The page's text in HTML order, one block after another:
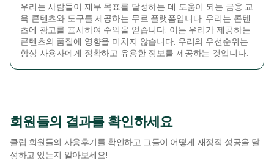
우리는 사람들이 재무 목표를 달성하는 데 도움이 되는 금융 교
육 콘텐츠와 도구를 제공하는 무료 플랫폼입니다. 우리는 콘텐
츠에 광고를 표시하여 수익을 얻습니다. 이는 우리가 제공하는
콘텐츠의 품질에 영향을 미치지 않습니다. 우리의 우선순위는
항상 사용자에게 정확하고 유용한 정보를 제공하는 것입니다.
회원들의 결과를 확인하세요
클럽 회원들의 사용후기를 확인하고 그들이 어떻게 재정적 성공을 달
성하고 있는지 알아보세요!